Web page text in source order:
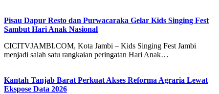
Pisau Dapur Resto dan Purwacaraka Gelar Kids Singing Fest
Sambut Hari Anak Nasional
CICITVJAMBI.COM, Kota Jambi – Kids Singing Fest Jambi
menjadi salah satu rangkaian peringatan Hari Anak…
Kantah Tanjab Barat Perkuat Akses Reforma Agraria Lewat
Ekspose Data 2026